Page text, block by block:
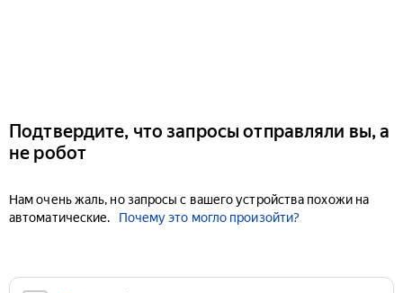
Подтвердите, что запросы отправляли вы, а
не робот
Нам очень жаль, но запросы с вашего устройства похожи на
автоматические.
Почему это могло произойти?